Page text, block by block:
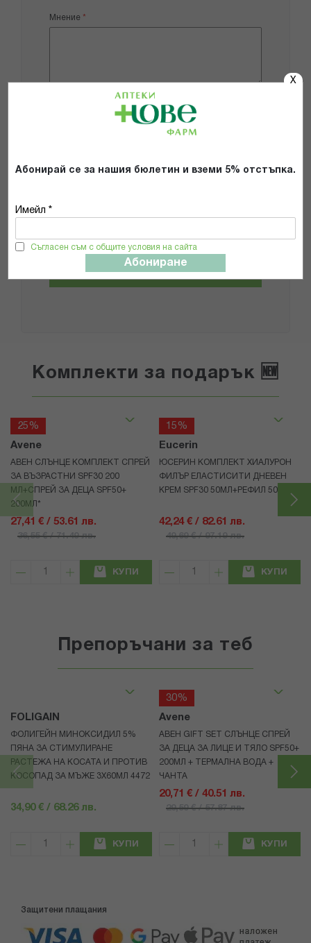
X
Абонирай се за нашия бюлетин и вземи 5% отстъпка.
Имейл *
Съгласен съм с общите условия на сайта
Абониране
Мнение
Добави снимки
Препоръчвам продукта
Общите условия и политиката за
ИЗПРАТИ
Комплекти за подарък 🆕
25%
Avene
АВЕН СЛЪНЦЕ КОМПЛЕКТ СПРЕЙ
ЗА ВЪЗРАСТНИ SPF30 200
МЛ+СПРЕЙ ЗА ДЕЦА SPF50+
200МЛ*
27,41 € / 53.61 лв.
36,55 € / 71.49 лв.
КУПИ
15%
Eucerin
ЮСЕРИН КОМПЛЕКТ ХИАЛУРОН
ФИЛЪР ЕЛАСТИСИТИ ДНЕВЕН
КРЕМ SPF30 50МЛ+РЕФИЛ 50МЛ
42,24 € / 82.61 лв.
49,69 € / 97.19 лв.
КУПИ
Препоръчани за теб
FOLIGAIN
ФОЛИГЕЙН МИНОКСИДИЛ 5%
ПЯНА ЗА СТИМУЛИРАНЕ
РАСТЕЖА НА КОСАТА И ПРОТИВ
КОСОПАД ЗА МЪЖЕ 3X60МЛ 4472
34,90 € / 68.26 лв.
КУПИ
30%
Avene
АВЕН GIFT SET СЛЪНЦЕ СПРЕЙ
ЗА ДЕЦА ЗА ЛИЦЕ И ТЯЛО SPF50+
200МЛ + ТЕРМАЛНА ВОДА +
ЧАНТА
20,71 € / 40.51 лв.
29,59 € / 57.87 лв.
КУПИ
Защитени плащания